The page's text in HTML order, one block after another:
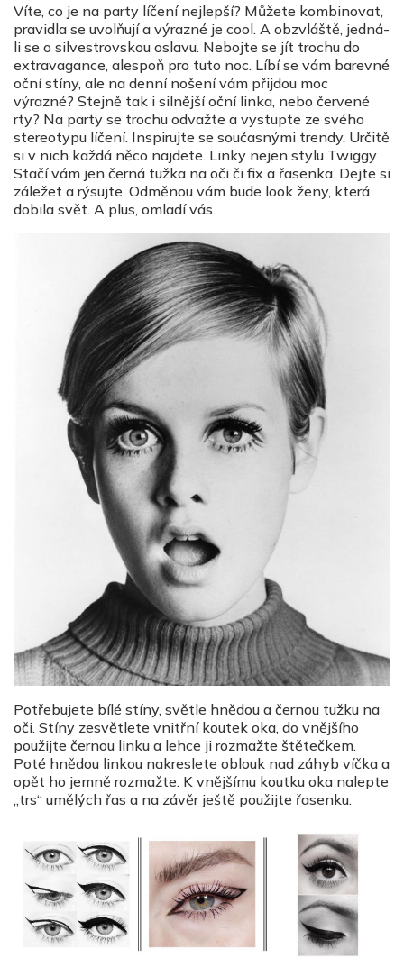
Víte, co je na party líčení nejlepší? Můžete kombinovat,
pravidla se uvolňují a výrazné je cool. A obzvláště, jedná-
li se o silvestrovskou oslavu. Nebojte se jít trochu do
extravagance, alespoň pro tuto noc. Líbí se vám barevné
oční stíny, ale na denní nošení vám přijdou moc
výrazné? Stejně tak i silnější oční linka, nebo červené
rty? Na party se trochu odvažte a vystupte ze svého
stereotypu líčení. Inspirujte se současnými trendy. Určitě
si v nich každá něco najdete. Linky nejen stylu Twiggy
Stačí vám jen černá tužka na oči či fix a řasenka. Dejte si
záležet a rýsujte. Odměnou vám bude look ženy, která
dobila svět. A plus, omladí vás.
Potřebujete bílé stíny, světle hnědou a černou tužku na
oči. Stíny zesvětlete vnitřní koutek oka, do vnějšího
použijte černou linku a lehce ji rozmažte štětečkem.
Poté hnědou linkou nakreslete oblouk nad záhyb víčka a
opět ho jemně rozmažte. K vnějšímu koutku oka nalepte
„trs“ umělých řas a na závěr ještě použijte řasenku.